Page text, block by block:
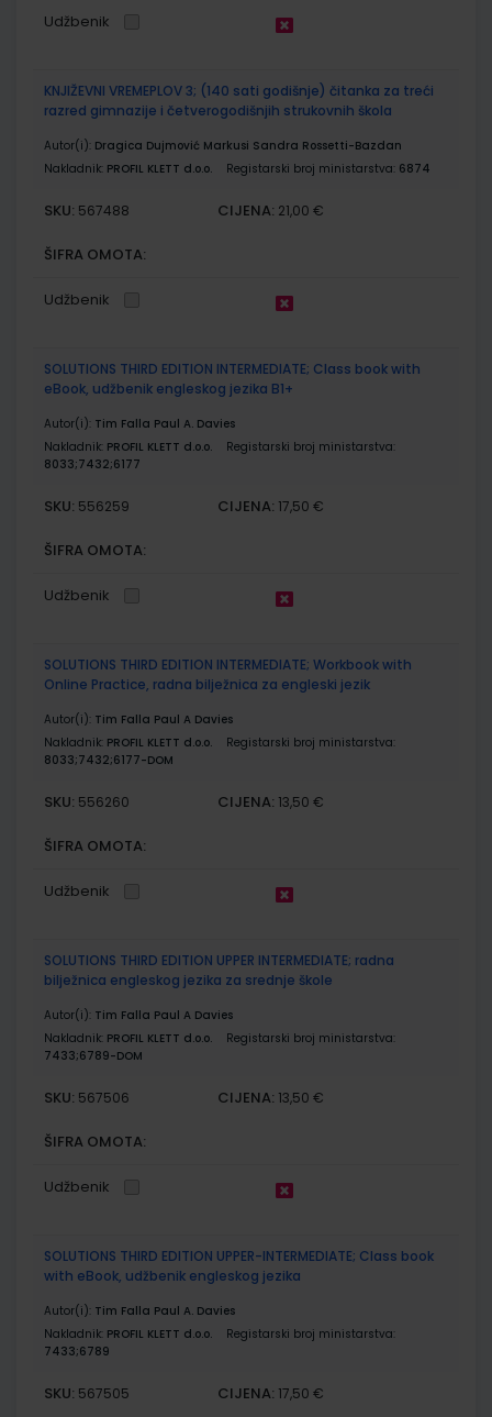
Udžbenik
KNJIŽEVNI VREMEPLOV 3; (140 sati godišnje) čitanka za treći
razred gimnazije i četverogodišnjih strukovnih škola
Autor(i): Dragica Dujmović Markusi Sandra Rossetti-Bazdan
Nakladnik: PROFIL KLETT d.o.o. Registarski broj ministarstva: 6874
SKU: 567488 CIJENA: 21,00 €
ŠIFRA OMOTA:
Udžbenik
SOLUTIONS THIRD EDITION INTERMEDIATE; Class book with
eBook, udžbenik engleskog jezika B1+
Autor(i): Tim Falla Paul A. Davies
Nakladnik: PROFIL KLETT d.o.o.
Registarski broj ministarstva:
8033;7432;6177
SKU: 556259 CIJENA: 17,50 €
ŠIFRA OMOTA:
Udžbenik
SOLUTIONS THIRD EDITION INTERMEDIATE; Workbook with
Online Practice, radna bilježnica za engleski jezik
Autor(i): Tim Falla Paul A Davies
Nakladnik: PROFIL KLETT d.o.o.
Registarski broj ministarstva:
8033;7432;6177-DOM
SKU: 556260 CIJENA: 13,50 €
ŠIFRA OMOTA:
Udžbenik
SOLUTIONS THIRD EDITION UPPER INTERMEDIATE; radna
bilježnica engleskog jezika za srednje škole
Autor(i): Tim Falla Paul A Davies
Nakladnik: PROFIL KLETT d.o.o.
Registarski broj ministarstva:
7433;6789-DOM
SKU: 567506 CIJENA: 13,50 €
ŠIFRA OMOTA:
Udžbenik
SOLUTIONS THIRD EDITION UPPER-INTERMEDIATE; Class book
with eBook, udžbenik engleskog jezika
Autor(i): Tim Falla Paul A. Davies
Nakladnik: PROFIL KLETT d.o.o.
Registarski broj ministarstva:
7433;6789
SKU: 567505 CIJENA: 17,50 €